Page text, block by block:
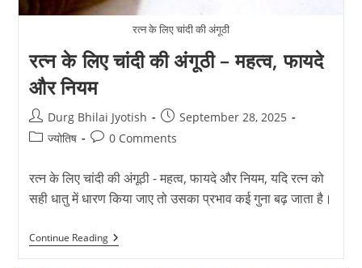
रत्न के लिए चांदी की अंगूठी
रत्न के लिए चांदी की अंगूठी – महत्व, फायदे
और नियम
Post
author:
Durg Bhilai Jyotish
Post
published:
September 28, 2025
Postज्योतिष
Post0 Comments
रत्न के लिए चांदी की अंगूठी - महत्व, फायदे और नियम, यदि रत्न को
सही धातु में धारण किया जाए तो उसका प्रभाव कई गुना बढ़ जाता है।
Continue Readingरत्न
के